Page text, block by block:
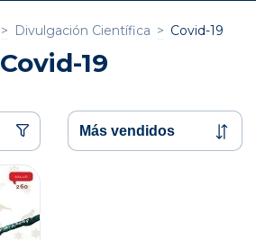
> Divulgación Científica > Covid-19
Covid-19